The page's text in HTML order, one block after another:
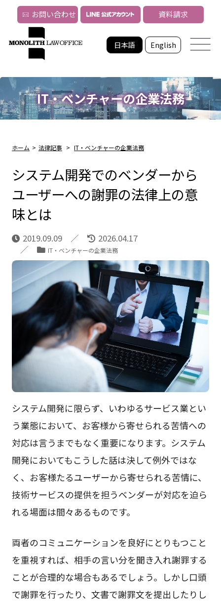
日本語 English
お問い合わせ 資料請求
IT・ベンチャーの企業法務
ホーム > 法律記事 > IT・ベンチャーの企業法務
システム開発でのベンダーから
ユーザーへの謝罪の法律上の意
味とは
2019.09.09 2026.04.17
IT・ベンチャーの企業法務
システム開発に限らず、いわゆるサービス業とい
う業態において、お客様から寄せられる苦情への
対応は言うまでもなく重要になります。システム
開発においてもこうした話は決して例外ではな
く、お客様たるユーザーから寄せられる苦情に、
技術サービスの提供を担うベンダーが対応を迫ら
れる場面は間々あるものです。
両者のコミュニケーションを良好にとりもつこと
を重視すれば、相手の言い分を聞き入れ謝罪する
ことが合理的な場合もあるでしょう。しかし口頭
で謝罪を行ったり、文書で謝罪文を提出したりし